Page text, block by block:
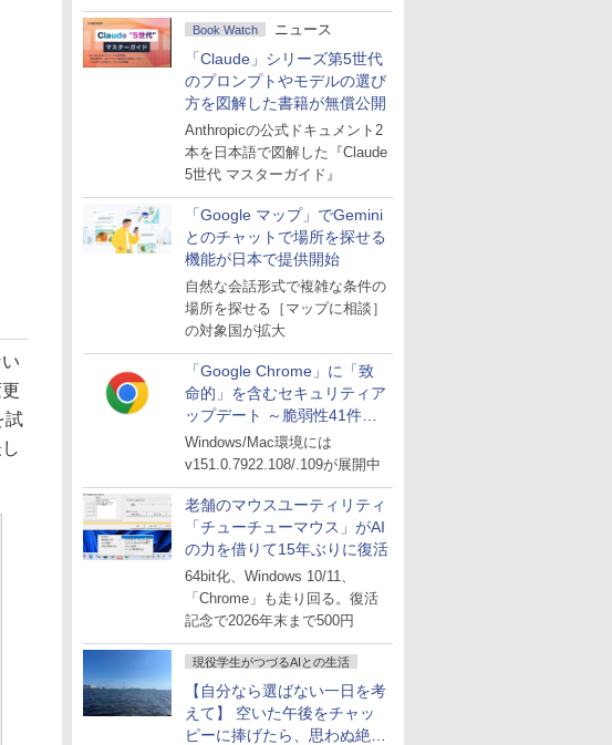
Book Watch ニュース
「Claude」シリーズ第5世代
のプロンプトやモデルの選び
方を図解した書籍が無償公開
Anthropicの公式ドキュメント2
本を日本語で図解した『Claude
5世代 マスターガイド』
「Google マップ」でGemini
とのチャットで場所を探せる
機能が日本で提供開始
自然な会話形式で複雑な条件の
場所を探せる［マップに相談］
の対象国が拡大
「Google Chrome」に「致
命的」を含むセキュリティア
ップデート ～脆弱性41件に
対処
Windows/Mac環境には
v151.0.7922.108/.109が展開中
老舗のマウスユーティリティ
「チューチューマウス」がAI
の力を借りて15年ぶりに復活
64bit化、Windows 10/11、
「Chrome」も走り回る。復活
記念で2026年末まで500円
現役学生がつづるAIとの生活
【自分なら選ばない一日を考
えて】 空いた午後をチャッ
ピーに捧げたら、思わぬ絶景
試